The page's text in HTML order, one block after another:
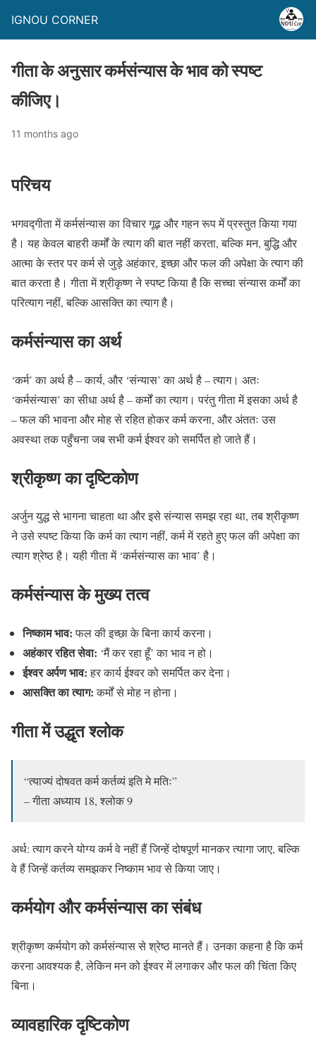
IGNOU CORNER
गीता के अनुसार कर्मसंन्यास के भाव को स्पष्ट
कीजिए।
11 months ago
परिचय
भगवद्गीता में कर्मसंन्यास का विचार गूढ़ और गहन रूप में प्रस्तुत किया गया
है। यह केवल बाहरी कर्मों के त्याग की बात नहीं करता, बल्कि मन, बुद्धि और
आत्मा के स्तर पर कर्म से जुड़े अहंकार, इच्छा और फल की अपेक्षा के त्याग की
बात करता है। गीता में श्रीकृष्ण ने स्पष्ट किया है कि सच्चा संन्यास कर्मों का
परित्याग नहीं, बल्कि आसक्ति का त्याग है।
कर्मसंन्यास का अर्थ
‘कर्म’ का अर्थ है – कार्य, और ‘संन्यास’ का अर्थ है – त्याग। अतः
‘कर्मसंन्यास’ का सीधा अर्थ है – कर्मों का त्याग। परंतु गीता में इसका अर्थ है
– फल की भावना और मोह से रहित होकर कर्म करना, और अंततः उस
अवस्था तक पहुँचना जब सभी कर्म ईश्वर को समर्पित हो जाते हैं।
श्रीकृष्ण का दृष्टिकोण
अर्जुन युद्ध से भागना चाहता था और इसे संन्यास समझ रहा था, तब श्रीकृष्ण
ने उसे स्पष्ट किया कि कर्म का त्याग नहीं, कर्म में रहते हुए फल की अपेक्षा का
त्याग श्रेष्ठ है। यही गीता में ‘कर्मसंन्यास का भाव’ है।
कर्मसंन्यास के मुख्य तत्व
निष्काम भाव:फल की इच्छा के बिना कार्य करना।
अहंकार रहित सेवा: ‘मैं कर रहा हूँ’ का भाव न हो।
ईश्वर अर्पण भाव:हर कार्य ईश्वर को समर्पित कर देना।
आसक्ति का त्याग:कर्मों से मोह न होना।
गीता में उद्धृत श्लोक
“त्याज्यं दोषवत कर्म कर्तव्यं इति मे मतिः”
– गीता अध्याय 18, श्लोक 9
अर्थ: त्याग करने योग्य कर्म वे नहीं हैं जिन्हें दोषपूर्ण मानकर त्यागा जाए, बल्कि
वे हैं जिन्हें कर्तव्य समझकर निष्काम भाव से किया जाए।
कर्मयोग और कर्मसंन्यास का संबंध
श्रीकृष्ण कर्मयोग को कर्मसंन्यास से श्रेष्ठ मानते हैं। उनका कहना है कि कर्म
करना आवश्यक है, लेकिन मन को ईश्वर में लगाकर और फल की चिंता किए
बिना।
व्यावहारिक दृष्टिकोण